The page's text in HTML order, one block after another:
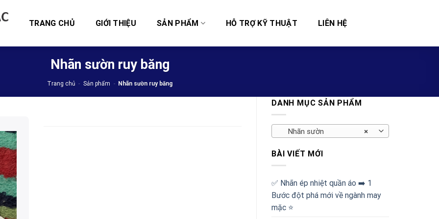
TRANG CHỦ GIỚI THIỆU SẢN PHẨM HỖ TRỢ KỸ THUẬT LIÊN HỆ
Nhãn sườn ruy băng
Trang chủ - Sản phẩm - Nhãn sườn ruy băng
DANH MỤC SẢN PHẨM
×
Nhãn sườn
BÀI VIẾT MỚI
✅‪ Nhãn ép nhiệt quần áo ➡️ 1
Bước đột phá mới về ngành may
mặc ⭐️